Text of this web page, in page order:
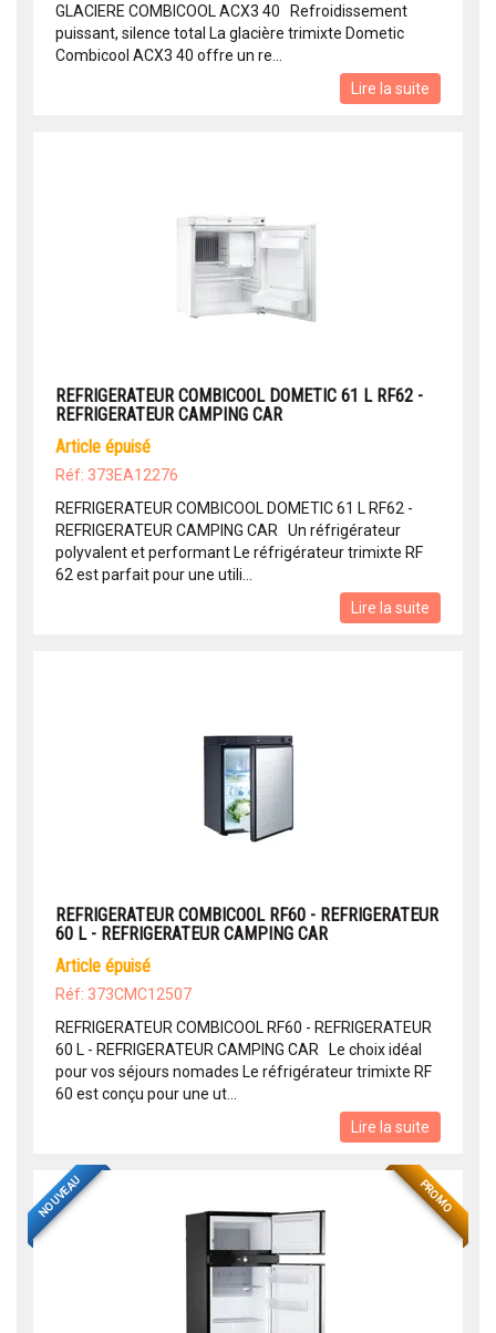
GLACIERE COMBICOOL ACX3 40 Refroidissement
puissant, silence total La glacière trimixte Dometic
Combicool ACX3 40 offre un re...
Lire la suite
REFRIGERATEUR COMBICOOL DOMETIC 61 L RF62 -
REFRIGERATEUR CAMPING CAR
article épuisé
Réf: 373EA12276
REFRIGERATEUR COMBICOOL DOMETIC 61 L RF62 -
REFRIGERATEUR CAMPING CAR Un réfrigérateur
polyvalent et performant Le réfrigérateur trimixte RF
62 est parfait pour une utili...
Lire la suite
REFRIGERATEUR COMBICOOL RF60 - REFRIGERATEUR
60 L - REFRIGERATEUR CAMPING CAR
article épuisé
Réf: 373CMC12507
REFRIGERATEUR COMBICOOL RF60 - REFRIGERATEUR
60 L - REFRIGERATEUR CAMPING CAR Le choix idéal
pour vos séjours nomades Le réfrigérateur trimixte RF
60 est conçu pour une ut...
Lire la suite
PROMO
NOUVEAU